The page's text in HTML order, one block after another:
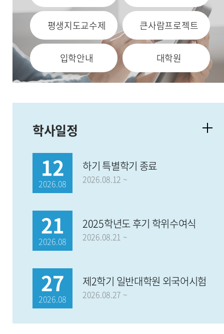
평생지도교수제 큰사람프로젝트
입학안내 대학원
학사일정
12
2026.08
하기 특별학기 종료
2026.08.12 ~
21
2026.08
2025학년도 후기 학위수여식
2026.08.21 ~
27
2026.08
제2학기 일반대학원 외국어시험
2026.08.27 ~